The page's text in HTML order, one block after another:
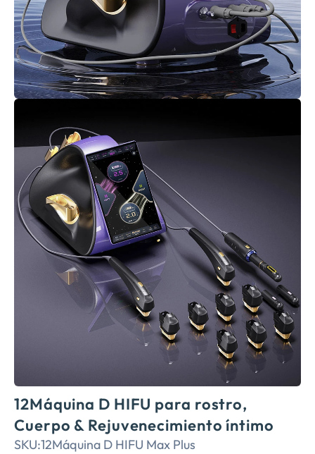
12Máquina D HIFU para rostro,
Cuerpo & Rejuvenecimiento íntimo
SKU:12Máquina D HIFU Max Plus